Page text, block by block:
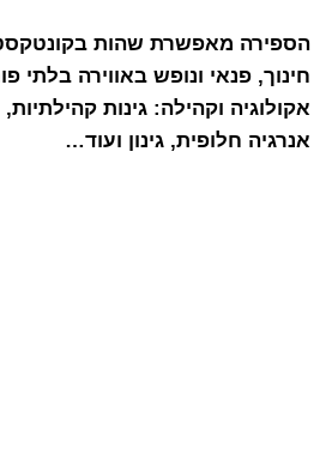
הספירה מאפשרת שהות בקונטקסט
חינוך, פנאי ונופש באווירה בלתי
אקולוגיה וקהילה: גינות
אנרגיה חלופית, גינון ועוד…